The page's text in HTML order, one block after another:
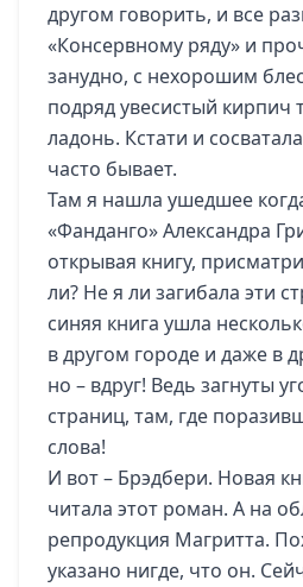
другом говорить, и все
«Консервному ряду» и
занудно, с нехорошим
подряд увесистый
ладонь. Кстати и
часто бывает.
Там я нашла ушедшее
«Фанданго» Александра
открывая книгу,
ли? Не я ли загибала эти
синяя книга ушла
в другом городе и даже в
но – вдруг! Ведь загнуты
страниц, там, где
слова!
И вот – Брэдбери. Новая
читала этот роман. А на
репродукция Магритта.
указано нигде, что он.